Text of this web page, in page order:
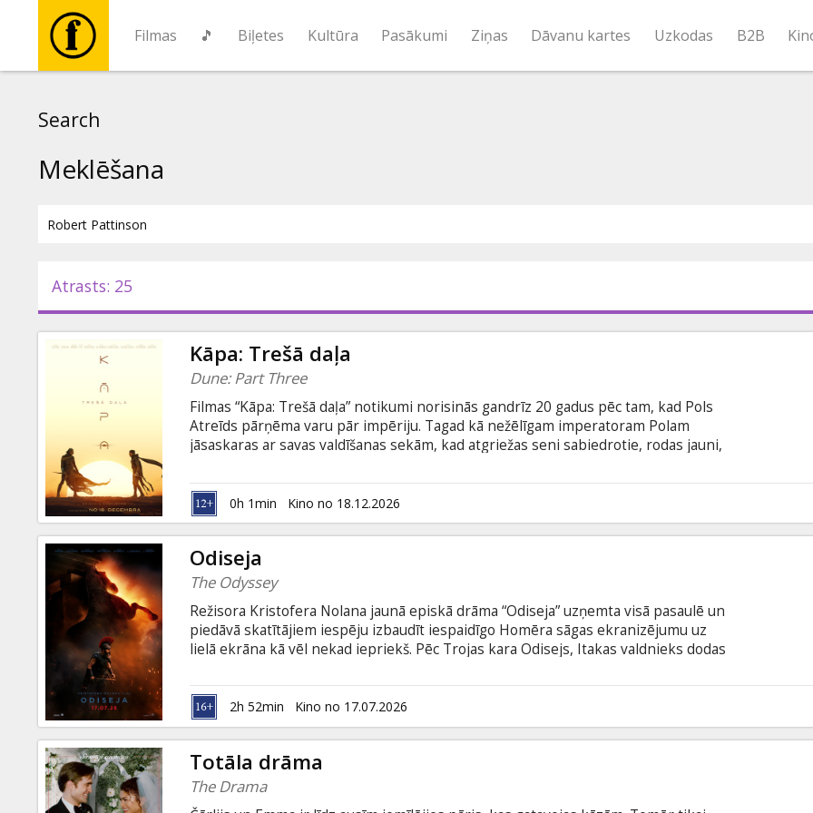
Filmas 🎵 Biļetes Kultūra Pasākumi Ziņas Dāvanu kartes Uzkodas B2B
Pasākumi
Dāvanu
kartes
Uzkodas
B2B
Kino
Klubs
Search
Meklēšana
Atrasts: 25
Kāpa: Trešā daļa
Dune: Part Three
Filmas “Kāpa: Trešā daļa” notikumi norisinās gandrīz 20 gadus pēc tam, kad Pols
Atreīds pārņēma varu pār impēriju. Tagad kā nežēlīgam imperatoram Polam
jāsaskaras ar savas valdīšanas sekām, kad atgriežas seni sabiedrotie, rodas jauni,
subtitriem latviešu un krievu valodā.
0h 1min Kino no 18.12.2026
Odiseja
The Odyssey
Režisora Kristofera Nolana jaunā episkā drāma “Odiseja” uzņemta visā pasaulē un
piedāvā skatītājiem iespēju izbaudīt iespaidīgo Homēra sāgas ekranizējumu uz
lielā ekrāna kā vēl nekad iepriekš. Pēc Trojas kara Odisejs, Itakas valdnieks dodas
bagāts. Filma angļu valodā ar subtitriem latviešu un krievu valodā.
2h 52min Kino no 17.07.2026
Totāla drāma
The Drama